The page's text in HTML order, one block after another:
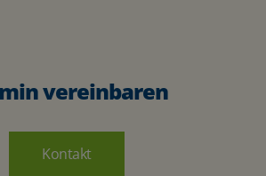
vereinbaren
Kontakt